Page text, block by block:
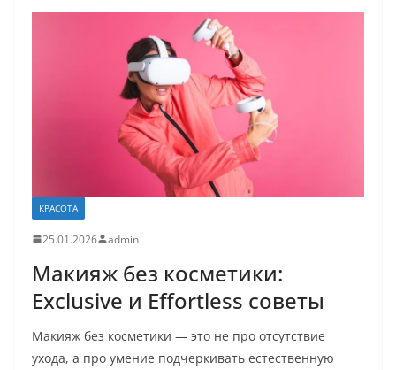
КРАСОТА
25.01.2026 admin
Макияж без косметики:
Exclusive и Effortless советы
Макияж без косметики — это не про отсутствие
ухода, а про умение подчеркивать естественную